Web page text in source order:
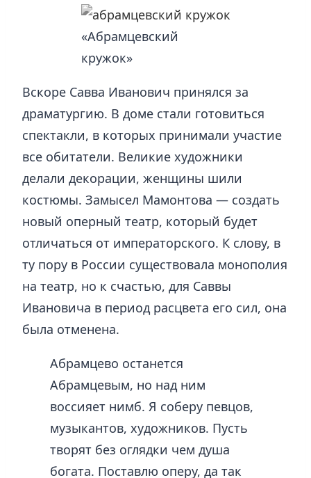
«Абрамцевский
кружок»
Вскоре Савва Иванович принялся за
драматургию. В доме стали готовиться
спектакли, в которых принимали участие
все обитатели. Великие художники
делали декорации, женщины шили
костюмы. Замысел Мамонтова — создать
новый оперный театр, который будет
отличаться от императорского. К слову, в
ту пору в России существовала монополия
на театр, но к счастью, для Саввы
Ивановича в период расцвета его сил, она
была отменена.
Абрамцево останется
Абрамцевым, но над ним
воссияет нимб. Я соберу певцов,
музыкантов, художников. Пусть
творят без оглядки чем душа
богата. Поставлю оперу, да так